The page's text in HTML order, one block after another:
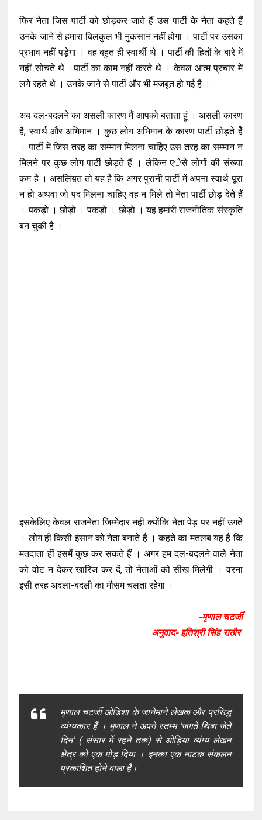
फिर नेता जिस पार्टी को छोड़कर जाते हैं उस पार्टी के नेता कहते हैं
उनके जाने से हमारा बिलकुल भी नुकसान नहीं होगा । पार्टी पर उसका
प्रभाव नहीं पड़ेगा । वह बहुत ही स्वार्थी थे । पार्टी की हितों के बारे में
नहीं सोचते थे ।पार्टी का काम नहीं करते थे । केवल आत्म प्रचार में
लगे रहते थे । उनके जाने से पार्टी और भी मजबूत हो गई है ।
अब दल-बदलने का असली कारण मैं आपको बताता हूं । असली कारण
है, स्वार्थ और अभिमान । कुछ लोग अभिमान के कारण पार्टी छोड़ते हैें
। पार्टी में जिस तरह का सम्मान मिलना चाहिेए उस तरह का सम्मान न
मिलने पर कुछ लोग पार्टी छोड़ते हैं । लेकिन एेसे लोगों की संख्या
कम है । असलिय़त तो यह है कि अगर पुरानी पार्टी में अपना स्वार्थ पूरा
न हो अथवा जो पद मिलना चाहिए वह न मिले तो नेता पार्टी छोड़ देते हैं
। पकड़ो । छोड़ो । पकड़ो । छोड़ो । यह हमारी राजनीतिक संस्कृति
बन चुकी है ।
इसकेलिए केवल राजनेता जिम्मेदार नहीं क्योंकि नेता पेड़ पर नहीं उगते
। लोग हीं किसी इंसान को नेता बनाते हैं । कहते का मतलब यह है कि
मतदाता हीं इसमें कुछ कर सकते हैं । अगर हम दल-बदलने वाले नेता
को वोट न देकर खारिज कर दें, तो नेताओं को सीख मिलेगी । वरना
इसी तरह अदला-बदली का मौसम चलता रहेगा ।
-मृणाल चटर्जी
अनुवाद- इतिश्री सिंह राठौर
मृणाल चटर्जी ओडिशा के जानेमाने लेखक और प्रसिद्ध
व्यंग्यकार हैं । मृणाल ने अपने स्तम्भ 'जगते थिबा जेते
दिन' ( संसार में रहने तक) से ओड़िया व्यंग्य लेखन
क्षेत्र को एक मोड़ दिया । इनका एक नाटक संकलन
प्रकाशित होने वाला है।